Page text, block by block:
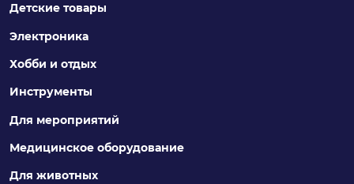
Детские товары
Электроника
Хобби и отдых
Инструменты
Для мероприятий
Медицинское оборудование
Для животных